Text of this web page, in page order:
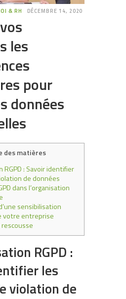
& RH DÉCEMBRE 14, 2020
les
pour
données
des matières
RGPD : Savoir identifier
de données
dans l’organisation
sensibilisation
votre entreprise
RGPD :
les
violation de